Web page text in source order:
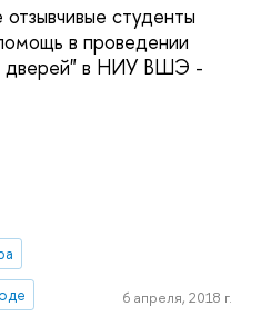
студенты
в проведении
дверей" в НИУ ВШЭ -
6 апреля, 2018 г.